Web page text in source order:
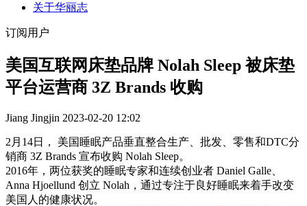
关于华丽志
订阅用户
美国互联网床垫品牌 Nolah Sleep 被床垫
平台运营商 3Z Brands 收购
Jiang Jingjin 2023-02-20 12:02
2月14日， 美国睡眠产品垂直整合生产、批发、零售和DTC分
销商 3Z Brands 宣布收购 Nolah Sleep。
2016年，两位获奖的睡眠专家和连续创业者 Daniel Galle、
Anna Hjoellund 创立 Nolah，通过专注于良好睡眠来着手改变
美国人的健康状况。